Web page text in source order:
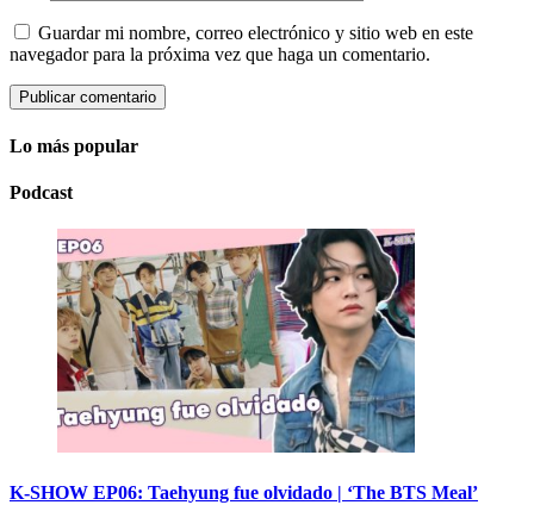
Guardar mi nombre, correo electrónico y sitio web en este
navegador para la próxima vez que haga un comentario.
Lo más popular
Podcast
K-SHOW EP06: Taehyung fue olvidado | ‘The BTS Meal’